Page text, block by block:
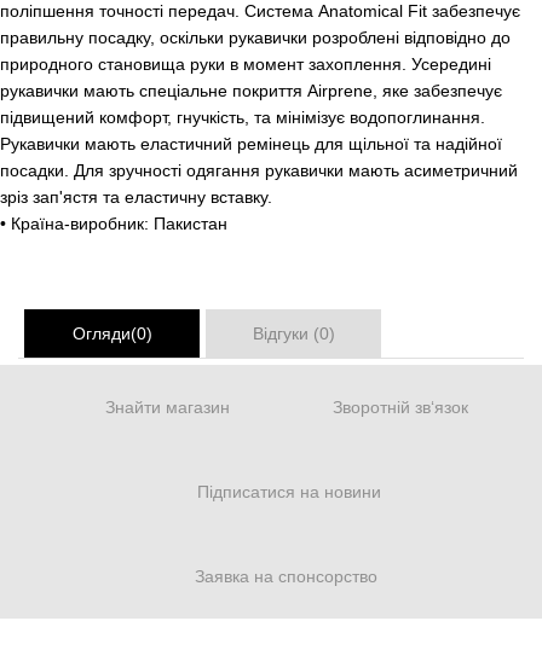
поліпшення точності передач. Система Anatomical Fit забезпечує
правильну посадку, оскільки рукавички розроблені відповідно до
природного становища руки в момент захоплення. Усередині
рукавички мають спеціальне покриття Airprene, яке забезпечує
підвищений комфорт, гнучкість, та мінімізує водопоглинання.
Рукавички мають еластичний ремінець для щільної та надійної
посадки. Для зручності одягання рукавички мають асиметричний
зріз зап'ястя та еластичну вставку.
• Країна-виробник: Пакистан
Огляди(0) Відгуки (0)
Знайти магазин Зворотній зв‘язок
Підписатися на новини
Заявка на спонсорство